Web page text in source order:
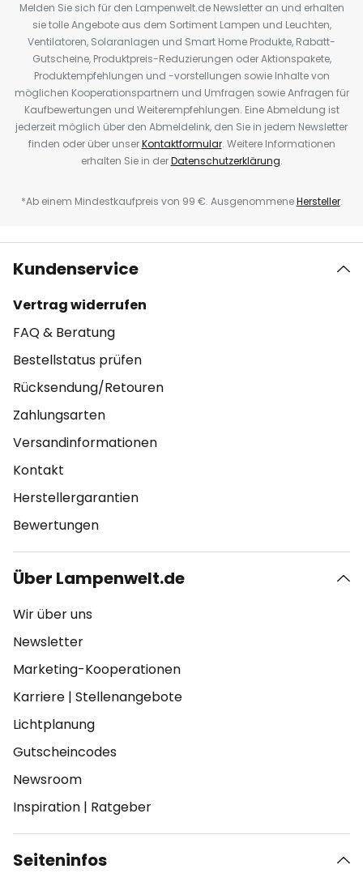
Melden Sie sich für den Lampenwelt.de Newsletter an und erhalten
sie tolle Angebote aus dem Sortiment Lampen und Leuchten,
Ventilatoren, Solaranlagen und Smart Home Produkte, Rabatt-
Gutscheine, Produktpreis-Reduzierungen oder Aktionspakete,
Produktempfehlungen und -vorstellungen sowie Inhalte von
möglichen Kooperationspartnern und Umfragen sowie Anfragen für
Kaufbewertungen und Weiterempfehlungen. Eine Abmeldung ist
jederzeit möglich über den Abmeldelink, den Sie in jedem Newsletter
finden oder über unserKontaktformular. Weitere Informationen
erhalten Sie in derDatenschutzerklärung.
*Ab einem Mindestkaufpreis von 99 €. AusgenommeneHersteller.
Kundenservice
Vertrag widerrufen
FAQ & Beratung
Bestellstatus prüfen
Rücksendung/Retouren
Zahlungsarten
Versandinformationen
Kontakt
Herstellergarantien
Bewertungen
Über Lampenwelt.de
Wir über uns
Newsletter
Marketing-Kooperationen
Karriere | Stellenangebote
Lichtplanung
Gutscheincodes
Newsroom
Inspiration | Ratgeber
Seiteninfos